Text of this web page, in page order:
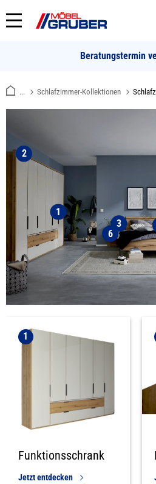
springen
Beratungstermin
... Schlafzimmer-Kollektionen
1
2
3
6
1
Funktionsschrank
Jetzt entdecken